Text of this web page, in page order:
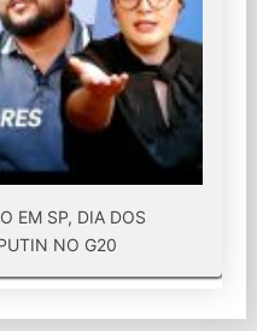
EM SP, DIA DOS
NO G20